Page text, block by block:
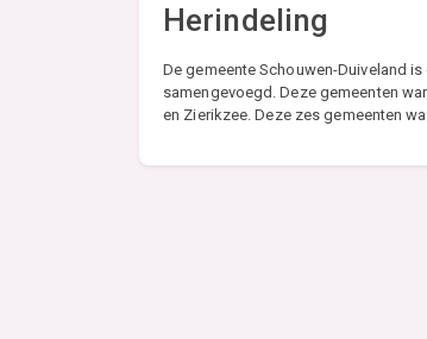
Herindeling
De gemeente Schouwen-Duiveland
samengevoegd. Deze gemeenten
en Zierikzee. Deze zes gemeenten